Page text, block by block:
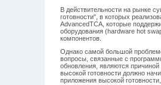
В действительности на рынке
готовности", в которых
AdvancedTCA, которые
оборудования (hardware hot
компонентов.
Однако самой большой
вопросы, связанные с
обновления, являются
высокой готовности должно
приложения высокой